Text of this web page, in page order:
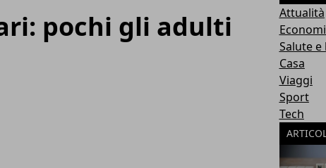
pochi gli adulti
Attualità
Salute e
Casa
Viaggi
Sport
Tech